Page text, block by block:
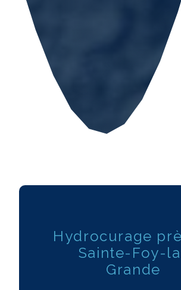
Hydrocurage
Sainte-Foy-
Grande